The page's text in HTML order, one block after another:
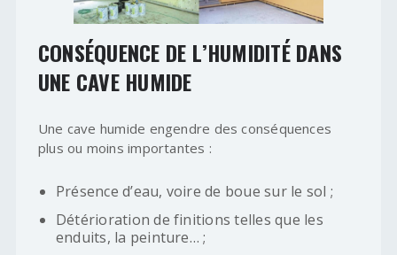
CONSÉQUENCE DE L’HUMIDITÉ DANS
UNE CAVE HUMIDE
Une cave humide engendre des conséquences
plus ou moins importantes :
Présence d’eau, voire de boue sur le sol ;
Détérioration de finitions telles que les
enduits, la peinture… ;